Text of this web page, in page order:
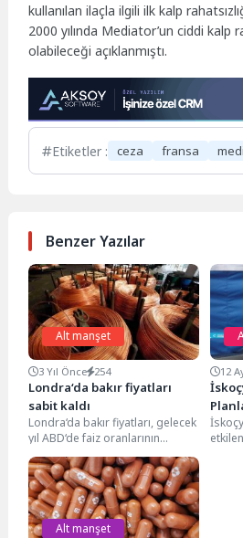
kullanılan ilaçla ilgili ilk kalp
2000 yılında Mediator’un ciddi kalp
olabileceği açıklanmıştı.
Etiketler : ceza fransa
Benzer Yazılar
Alt manşet
3 Yıl Önce 254
Londra‘da bakır fiyatları
sabit kaldı
Londra‘da bakır fiyatları, gelecek
yıl ABD‘de faiz oranlarının
düşeceği beklentilerinin doları
baskılaması nedeniyle bir
önceki...
12
Alt manşet